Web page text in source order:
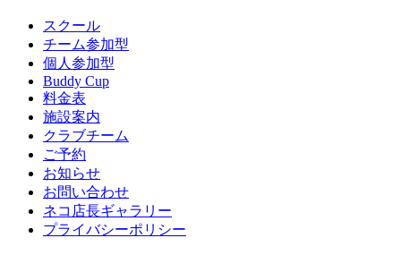
スクール
チーム参加型
個人参加型
Buddy Cup
料金表
施設案内
クラブチーム
ご予約
お知らせ
お問い合わせ
ネコ店長ギャラリー
プライバシーポリシー